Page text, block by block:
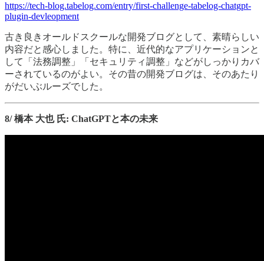
https://tech-blog.tabelog.com/entry/first-challenge-tabelog-chatgpt-
plugin-devleopment
古き良きオールドスクールな開発ブログとして、素晴らしい
内容だと感心しました。特に、近代的なアプリケーションと
して「法務調整」「セキュリティ調整」などがしっかりカバ
ーされているのがよい。その昔の開発ブログは、そのあたり
がだいぶルーズでした。
8/ 橋本 大也 氏: ChatGPTと本の未来